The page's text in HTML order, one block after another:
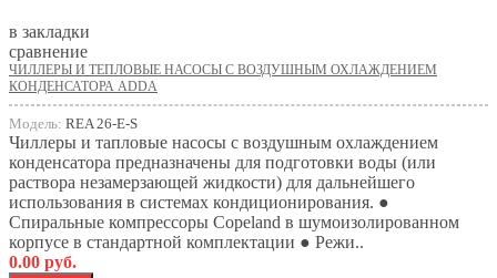
в закладки
сравнение
ЧИЛЛЕРЫ И ТЕПЛОВЫЕ НАСОСЫ С ВОЗДУШНЫМ ОХЛАЖДЕНИЕМ
КОНДЕНСАТОРА ADDA
Модель: REA 26-E-S
Чиллеры и тапловые насосы с воздушным охлаждением
конденсатора предназначены для подготовки воды (или
раствора незамерзающей жидкости) для дальнейшего
использования в системах кондиционирования. ●
Спиральные компрессоры Copeland в шумоизолированном
корпусе в стандартной комплектации ● Режи..
0.00 руб.